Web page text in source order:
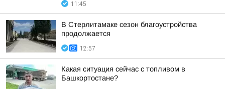
11:45
В Стерлитамаке сезон благоустройства
продолжается
12:57
Какая ситуация сейчас с топливом в
Башкортостане?